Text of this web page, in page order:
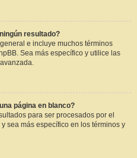
resultado?
e incluye muchos términos
Sea más específico y utilice las
página en blanco?
para ser procesados por el
sea más específico en los términos y